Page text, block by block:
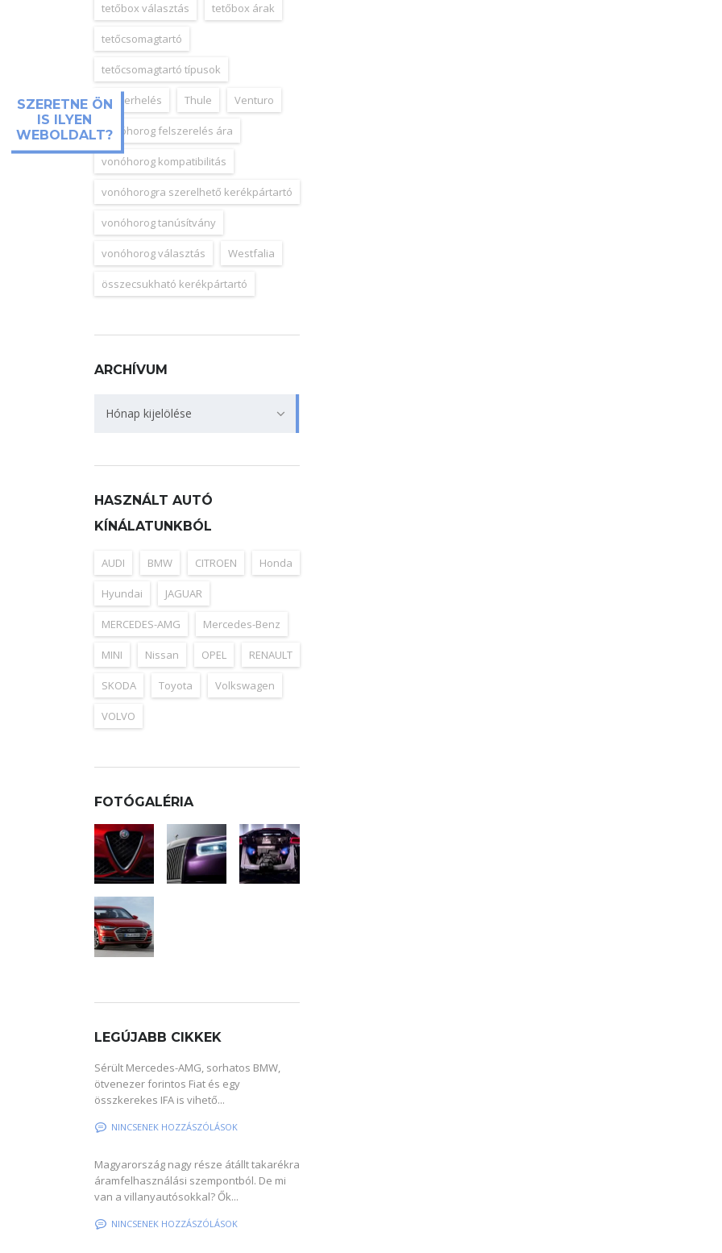
SZERETNE ÖN
IS ILYEN
WEBOLDALT?
tetőbox választás tetőbox árak
tetőcsomagtartó
tetőcsomagtartó típusok
tetőterhelés Thule Venturo
vonóhorog felszerelés ára
vonóhorog kompatibilitás
vonóhorogra szerelhető kerékpártartó
vonóhorog tanúsítvány
vonóhorog választás Westfalia
összecsukható kerékpártartó
ARCHÍVUM
Hónap kijelölése
HASZNÁLT AUTÓ
KÍNÁLATUNKBÓL
AUDI BMW CITROEN Honda
Hyundai JAGUAR
MERCEDES-AMG Mercedes-Benz
MINI Nissan OPEL RENAULT
SKODA Toyota Volkswagen
VOLVO
FOTÓGALÉRIA
LEGÚJABB CIKKEK
Sérült Mercedes-AMG, sorhatos BMW,
ötvenezer forintos Fiat és egy
összkerekes IFA is vihető...
NINCSENEK HOZZÁSZÓLÁSOK
Magyarország nagy része átállt takarékra
áramfelhasználási szempontból. De mi
van a villanyautósokkal? Ők...
NINCSENEK HOZZÁSZÓLÁSOK